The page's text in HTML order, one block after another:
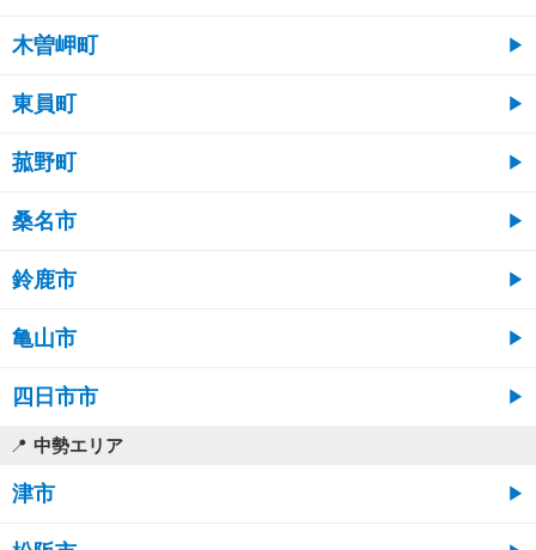
木曽岬町
東員町
菰野町
桑名市
鈴鹿市
亀山市
四日市市
中勢エリア
津市